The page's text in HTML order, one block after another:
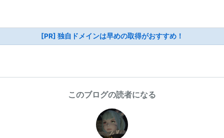
[PR] 独自ドメインは早めの取得がおすすめ！
このブログの読者になる